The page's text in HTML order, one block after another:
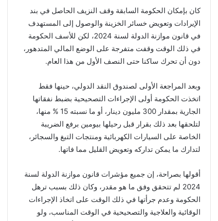
كان بإمكان الحكومة السابقة وقف النزيف الحاصل في بند
الإيرادات وتعويض خسائر الخزينة والوصول إلى المستهدف
في قانون موازنة الدولة لسنة 2024، لكن للأسف الحكومة
في ذلك الوقت وقفت متفرجة على الوضع المالي المتدهور،
دون أن تحرك ساكنا حتى النصف الأول من هذا العام.
وبعد المراجعة الأولى لصندوق النقد الدولي، حينها فقط
اتخذت الحكومة أولى الإجراءات التصحيحية بضبط نفقاتها
الجارية بمقدار 300 مليون دينار، أو ما نسبته 15 % منها،
لتلحقها بعد ذلك بقرار قبل رحيلها بيومين برفع الضريبة
الخاصة على السيارات الكهربائية ومنتجات التبغ والسجائر،
لتدارك ما يمكن تداركه وتعويض القليل مما فاتها.
أقولها بصراحة، إن جميع مؤشرات قانون موازنة الدولة لسنة
2024 لم تتحقق وفق ما هو مقدر، وكان ذلك بسبب ترهل
الحكومة وعدم جرأتها في ذلك الوقت على اتخاذ الإجراءات
الوقائية والعلاجية والتصحيحية في الوقت المناسب، ولو